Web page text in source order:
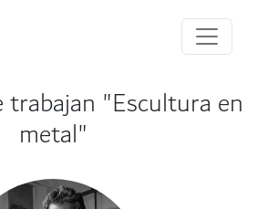
trabajan "Escultura en
metal"